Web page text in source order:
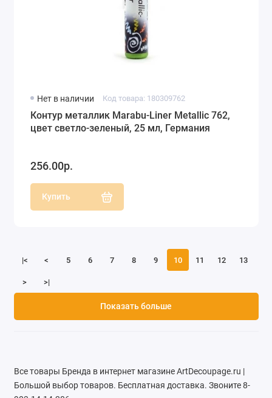
Нет в наличии Код товара: 180309762
Контур металлик Marabu-Liner Metallic 762,
цвет светло-зеленый, 25 мл, Германия
256.00р.
Купить
|< < 5 6 7 8 9 10 11 12 13
> >|
Показать больше
Все товары Бренда в интернет магазине ArtDecoupage.ru |
Большой выбор товаров. Бесплатная доставка. Звоните 8-